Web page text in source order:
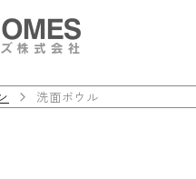
洗面ボウル